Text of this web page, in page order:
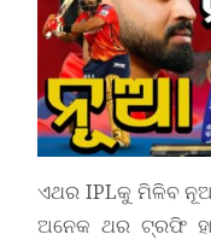
ଏଥର IPLକୁ ମିଳିବ
ଅନେକ ଥର ଟ୍ରଫି